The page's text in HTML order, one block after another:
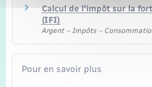
Calcul de l'impôt sur la
(IFI)
Argent – Impôts –
Pour en savoir plus